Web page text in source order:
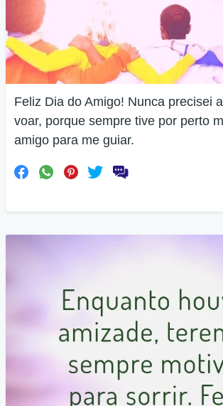
Feliz Dia do Amigo! Nunca precisei
voar, porque sempre tive por perto
amigo para me guiar.